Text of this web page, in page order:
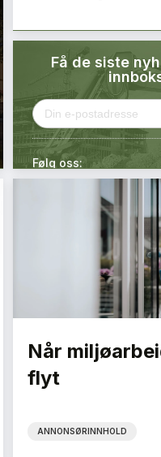
Få de siste
Følg oss:
Når
flyt
ANNONSØRINNHOLD